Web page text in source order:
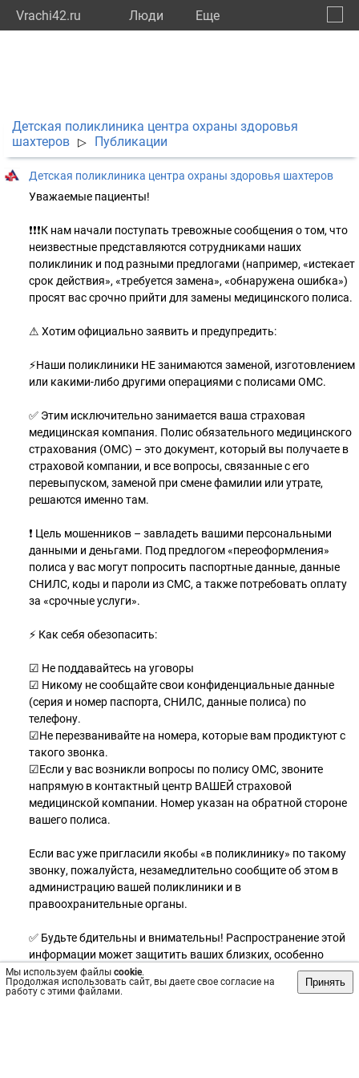
Vrachi42.ru Люди Eще
Мы используем файлы cookie.
Продолжая использовать сайт, вы даете свое согласие на
работу с этими файлами.
Принять
Детская поликлиника центра охраны здоровья
шахтеров
▷ Публикации
Детская поликлиника центра охраны здоровья шахтеров
Уважаемые пациенты!
❗️❗️❗️К нам начали поступать тревожные сообщения о том, что
неизвестные представляются сотрудниками наших
поликлиник и под разными предлогами (например, «истекает
срок действия», «требуется замена», «обнаружена ошибка»)
просят вас срочно прийти для замены медицинского полиса.
⚠ Хотим официально заявить и предупредить:
⚡️Наши поликлиники НЕ занимаются заменой, изготовлением
или какими-либо другими операциями с полисами ОМС.
✅ Этим исключительно занимается ваша страховая
медицинская компания. Полис обязательного медицинского
страхования (ОМС) – это документ, который вы получаете в
страховой компании, и все вопросы, связанные с его
перевыпуском, заменой при смене фамилии или утрате,
решаются именно там.
❗️ Цель мошенников – завладеть вашими персональными
данными и деньгами. Под предлогом «переоформления»
полиса у вас могут попросить паспортные данные, данные
СНИЛС, коды и пароли из СМС, а также потребовать оплату
за «срочные услуги».
⚡️ Как себя обезопасить:
☑ Не поддавайтесь на уговоры
☑ Никому не сообщайте свои конфиденциальные данные
(серия и номер паспорта, СНИЛС, данные полиса) по
телефону.
☑Не перезванивайте на номера, которые вам продиктуют с
такого звонка.
☑Если у вас возникли вопросы по полису ОМС, звоните
напрямую в контактный центр ВАШЕЙ страховой
медицинской компании. Номер указан на обратной стороне
вашего полиса.
Если вас уже пригласили якобы «в поликлинику» по такому
звонку, пожалуйста, незамедлительно сообщите об этом в
администрацию вашей поликлиники и в
правоохранительные органы.
✅ Будьте бдительны и внимательны! Распространение этой
информации может защитить ваших близких, особенно
пожилого возраста, от действий аферистов.